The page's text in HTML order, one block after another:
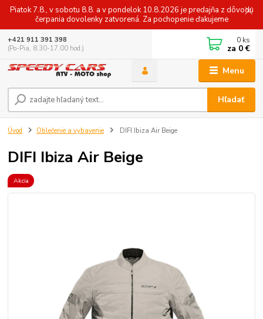
Piatok 7.8., v sobotu 8.8. a v pondelok 10.8.2026 je predajňa z dôvodu
čerpania dovolenky zatvorená. Za pochopenie ďakujeme
Menu
Hľadať
+421 911 391 398
(Po-Pia, 8.30-17.00 hod.)
0 ks
za 0 €
Úvod Oblečenie a vybavenie DIFI Ibiza Air Beige
DIFI Ibiza Air Beige
Akcia